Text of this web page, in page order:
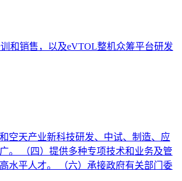
和销售，以及eVTOL整机众筹平台研发
空天产业新科技研发、中试、制造、应
。 （四）提供多种专项技术和业务及管
水平人才。 （六）承接政府有关部门委